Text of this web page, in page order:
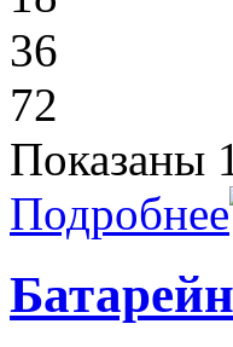
36
72
Показаны
Подробнее